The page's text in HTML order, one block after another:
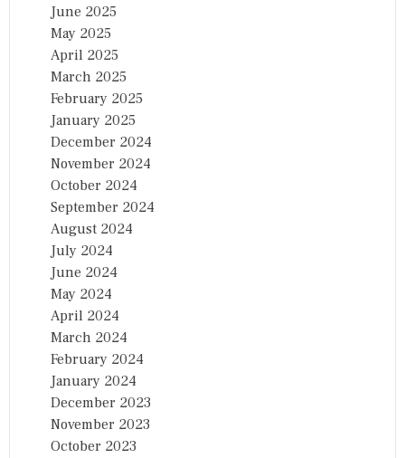
June 2025
May 2025
April 2025
March 2025
February 2025
January 2025
December 2024
November 2024
October 2024
September 2024
August 2024
July 2024
June 2024
May 2024
April 2024
March 2024
February 2024
January 2024
December 2023
November 2023
October 2023